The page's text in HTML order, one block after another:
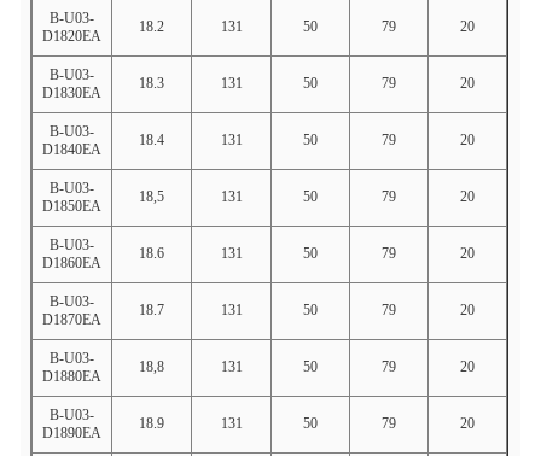
B-U03-
D1820EA
18.2 131 50 79 20
B-U03-
D1830EA
18.3 131 50 79 20
B-U03-
D1840EA
18.4 131 50 79 20
B-U03-
D1850EA
18,5 131 50 79 20
B-U03-
D1860EA
18.6 131 50 79 20
B-U03-
D1870EA
18.7 131 50 79 20
B-U03-
D1880EA
18,8 131 50 79 20
B-U03-
D1890EA
18.9 131 50 79 20